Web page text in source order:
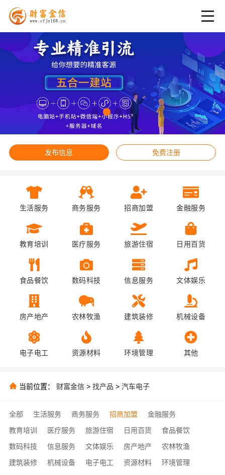
发布信息 免费注册
生活服务 商务服务 招商加盟 金融服务
教育培训 医疗服务 旅游住宿 日用百货
食品餐饮 数码科技 信息服务 文体娱乐
房产地产 农林牧渔 建筑装修 机械设备
电子电工 资源材料 环境管理 其他
当前位置： 财富金信 > 找产品 > 汽车电子
全部 生活服务 商务服务 招商加盟
金融服务
教育培训
医疗服务 旅游住宿 日用百货
食品餐饮
数码科技
信息服务 文体娱乐 房产地产
农林牧渔
建筑装修
机械设备 电子电工 资源材料
环境管理